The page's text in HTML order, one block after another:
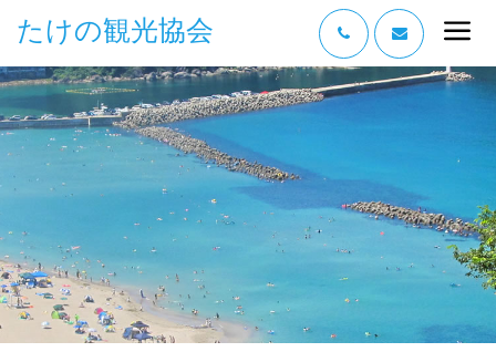
たけの観光協会
“たけの” の魅力
過ごし方
みどころ
泊まる
おみやげ